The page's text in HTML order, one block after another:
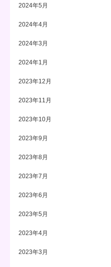
2024年5月
2024年4月
2024年3月
2024年1月
2023年12月
2023年11月
2023年10月
2023年9月
2023年8月
2023年7月
2023年6月
2023年5月
2023年4月
2023年3月